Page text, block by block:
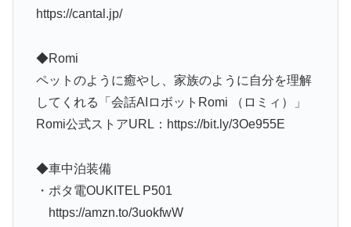
https://cantal.jp/
◆Romi
ペットのように癒やし、家族のように自分を理解
してくれる「会話AIロボットRomi （ロミィ）」
Romi公式ストアURL：https://bit.ly/3Oe955E
◆車中泊装備
・ポタ電OUKITEL P501
https://amzn.to/3uokfwW